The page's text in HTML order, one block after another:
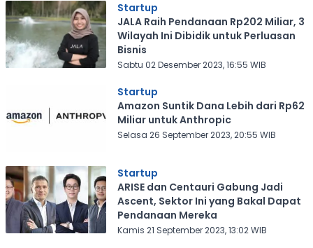
Startup
JALA Raih Pendanaan Rp202 Miliar, 3
Wilayah Ini Dibidik untuk Perluasan
Bisnis
Sabtu 02 Desember 2023, 16:55 WIB
Startup
Amazon Suntik Dana Lebih dari Rp62
Miliar untuk Anthropic
Selasa 26 September 2023, 20:55 WIB
Startup
ARISE dan Centauri Gabung Jadi
Ascent, Sektor Ini yang Bakal Dapat
Pendanaan Mereka
Kamis 21 September 2023, 13:02 WIB